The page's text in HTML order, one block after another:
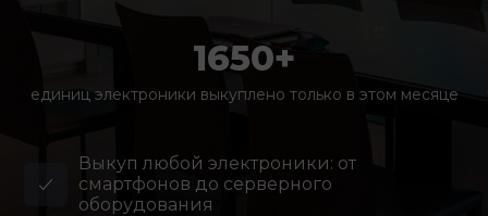
1650+
единиц электроники выкуплено только в этом месяце
Выкуп любой электроники: от
смартфонов до серверного
оборудования